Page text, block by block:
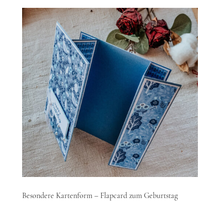
Besondere Kartenform – Flapcard zum Geburtstag